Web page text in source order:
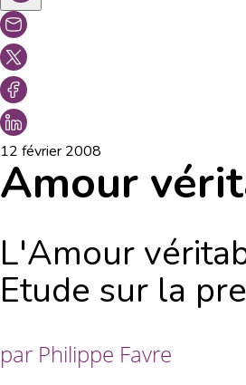
12 février 2008
Amour
L'Amour
Etude sur la
par Philippe Favre